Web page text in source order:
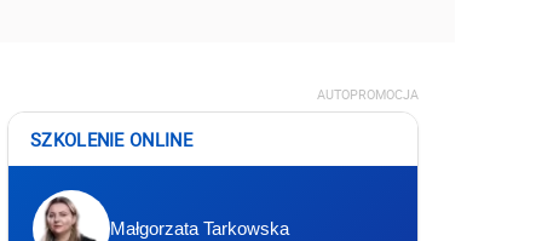
AUTOPROMOCJA
SZKOLENIE ONLINE
Małgorzata Tarkowska